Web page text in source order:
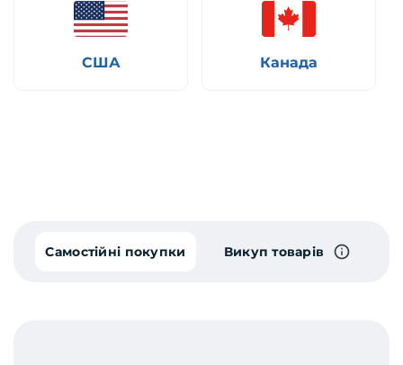
США Канада
Самостійні покупки Викуп товарів